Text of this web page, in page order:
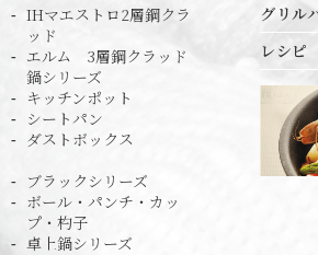
IHマエストロ2層鋼クラ
ッド
エルム 3層鋼クラッド
鍋シリーズ
キッチンポット
シートパン
ダストボックス
ブラックシリーズ
ボール・パンチ・カッ
プ・杓子
卓上鍋シリーズ
グリル
レシピ